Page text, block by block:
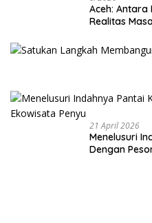
Aceh: Antara
Realitas
21 April 2026
Menelusuri
Dengan